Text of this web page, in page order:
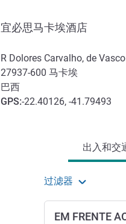
宜必思马卡埃酒店
R Dolores Carvalho, de
27937-600 马卡埃
巴西
GPS:-22.40126, -41.79493
出入和交
过滤器
EM FRENTE